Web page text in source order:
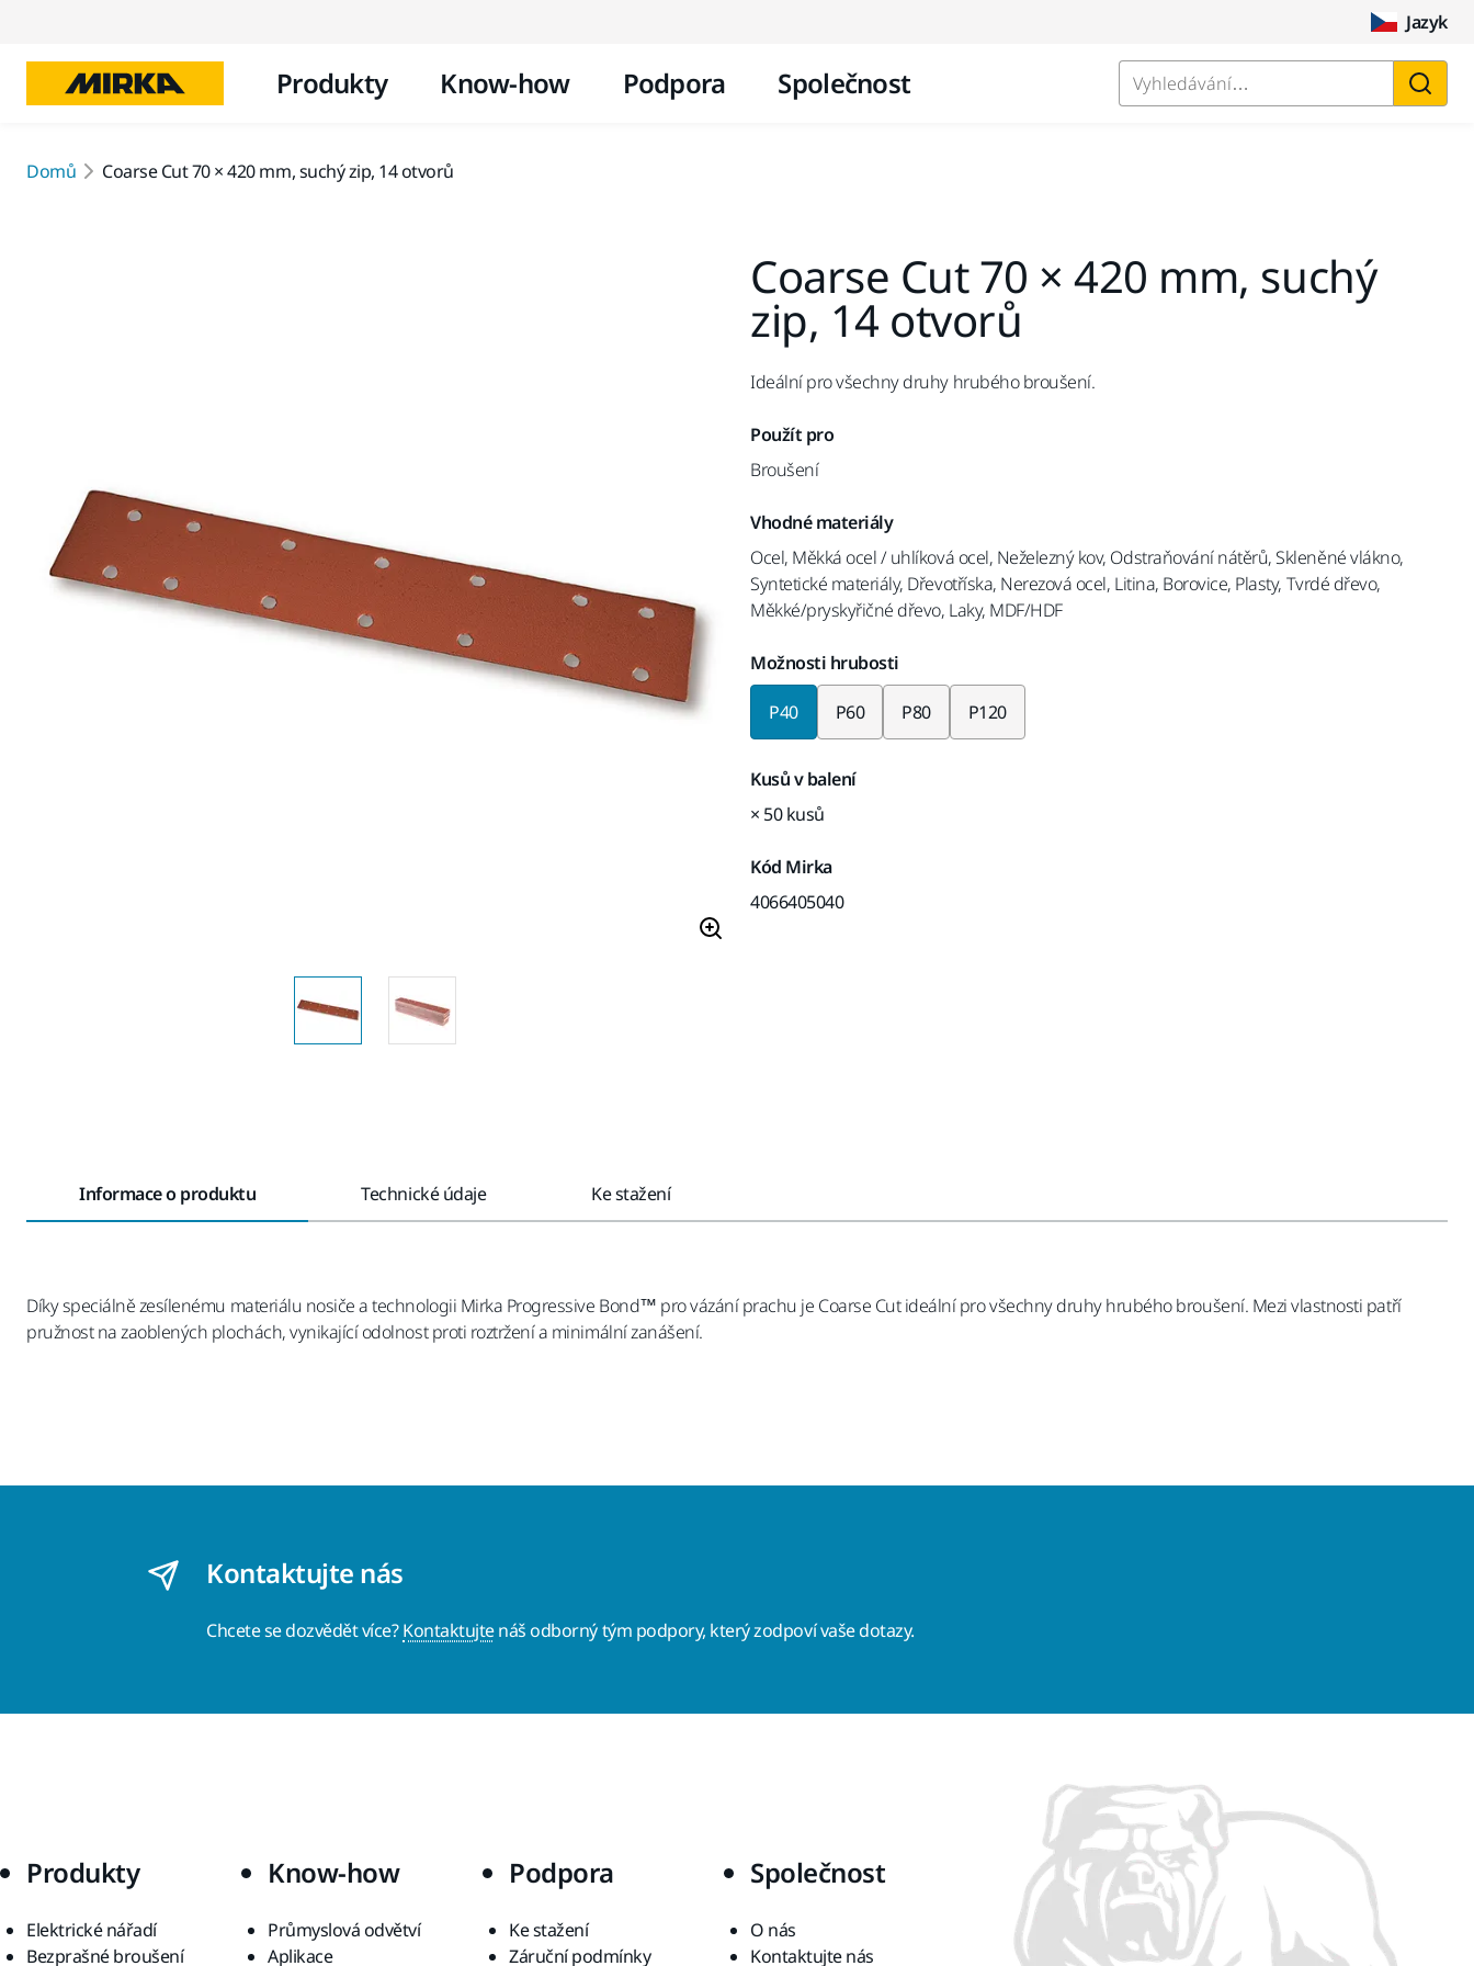
Jazyk
Produkty Know-how Podpora Společnost Vyhledávání…
Domů Coarse Cut 70 × 420 mm, suchý zip, 14 otvorů
Coarse Cut 70 × 420 mm, suchý
zip, 14 otvorů
Ideální pro všechny druhy hrubého broušení.
Použít pro
Broušení
Vhodné materiály
Ocel, Měkká ocel / uhlíková ocel, Neželezný kov, Odstraňování nátěrů, Skleněné vlákno,
Syntetické materiály, Dřevotříska, Nerezová ocel, Litina, Borovice, Plasty, Tvrdé dřevo,
Měkké/pryskyřičné dřevo, Laky, MDF/HDF
Možnosti hrubosti
P40 P60 P80 P120
Kusů v balení
× 50 kusů
Kód Mirka
4066405040
Informace o produktu Technické údaje Ke stažení
Díky speciálně zesílenému materiálu nosiče a technologii Mirka Progressive Bond™ pro vázání prachu je Coarse Cut ideální pro všechny druhy hrubého broušení. Mezi vlastnosti patří
pružnost na zaoblených plochách, vynikající odolnost proti roztržení a minimální zanášení.
Kontaktujte nás
Chcete se dozvědět více?Kontaktujtenáš odborný tým podpory, který zodpoví vaše dotazy.
Produkty
Elektrické nářadí
Bezprašné broušení
Know-how
Průmyslová odvětví
Aplikace
Podpora
Ke stažení
Záruční podmínky
Společnost
O nás
Kontaktujte nás